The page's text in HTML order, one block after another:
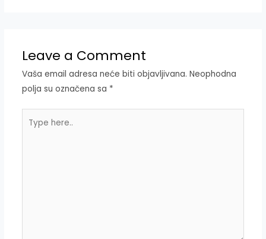
Leave a Comment
Vaša email adresa neće biti objavljivana. Neophodna
polja su označena sa *
here..